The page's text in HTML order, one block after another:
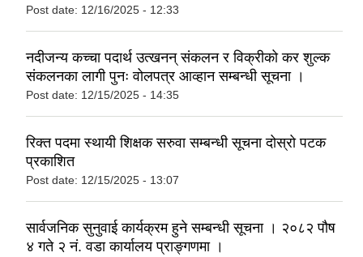
Post date: 12/16/2025 - 12:33
नदीजन्य कच्चा पदार्थ उत्खनन् संकलन र विक्रीको कर शुल्क
संकलनका लागी पुनः वोलपत्र आव्हान सम्बन्धी सूचना ।
Post date: 12/15/2025 - 14:35
रिक्त पदमा स्थायी शिक्षक सरुवा सम्बन्धी सूचना दोस्रो पटक
प्रकाशित
Post date: 12/15/2025 - 13:07
सार्वजनिक सुनुवाई कार्यक्रम हुने सम्बन्धी सूचना । २०८२ पौष
४ गते २ नं. वडा कार्यालय प्राङ्गणमा ।